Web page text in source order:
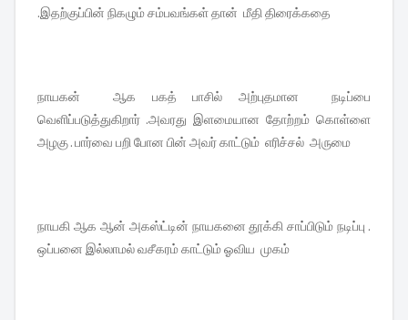
.இதற்குப்பின் நிகழும் சம்பவங்கள் தான் மீதி திரைக்கதை
நாயகன் ஆக பகத் பாசில் அற்புதமான நடிப்பை
வெளிப்படுத்துகிறார் .அவரது இளமையான தோற்றம் கொள்ளை
அழகு . பார்வை பறி போன பின் அவர் காட்டும் எரிச்சல் அருமை
நாயகி ஆக ஆன் அகஸ்ட்டின் நாயகனை தூக்கி சாப்பிடும் நடிப்பு .
ஒப்பனை இல்லாமல் வசீகரம் காட்டும் ஓவிய முகம்